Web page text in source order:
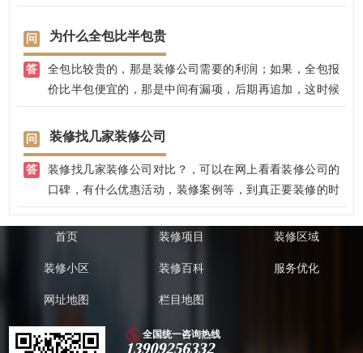
为什么全包比半包贵
全包比较贵的，那是装修公司需要的利润；如果，全包报
价比半包便宜的，那是中间有漏项，后期再追加，这时候
就要小心了。
装修找几家装修公司
装修找几家装修公司对比？，可以在网上看看装修公司的
口碑，有什么优惠活动，装修案例等，到真正要装修的时
候，可以选择3-4家装修公司，没有必要选择太多，否则，
选到最后，浪费自己的精力不说，各种对比因素太多，以
首页 装修项目 装修区域
装修小区 装修百科 服务优化
网址地图 栏目地图
全国统一咨询热线
13909256332